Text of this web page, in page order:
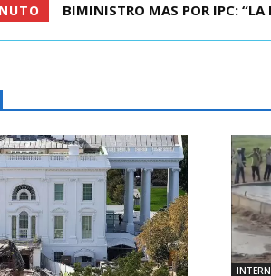
TIROTEO EN ESCUELA DE